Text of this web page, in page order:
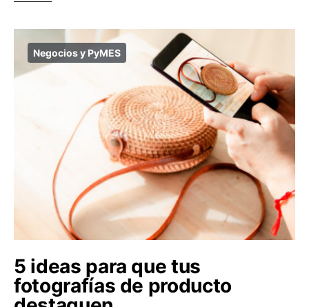
Negocios y PyMES
5 ideas para que tus
fotografías de producto